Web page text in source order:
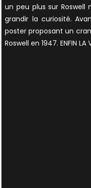
un peu plus sur
grandir la curiosité.
poster proposant un
Roswell en 1947. ENFIN LA